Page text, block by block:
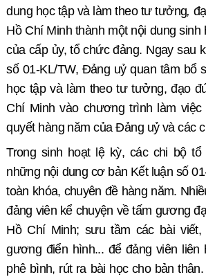
dung học tập và làm theo tư tưởng,
Hồ Chí Minh thành một nội dung
của cấp ủy, tổ chức đảng. Ngay sau
số 01-KL/TW, Đảng uỷ quan tâm bổ
học tập và làm theo tư tưởng, đạo
Chí Minh vào chương trình làm việc
quyết hàng năm của Đảng uỷ và các
Trong sinh hoạt lệ kỳ, các chi bộ tổ
những nội dung cơ bản Kết luận số
toàn khóa, chuyên đề hàng năm.
đảng viên kể chuyện về tấm gương
Hồ Chí Minh; sưu tầm các bài
gương điển hình... để đảng viên
phê bình, rút ra bài học cho bản